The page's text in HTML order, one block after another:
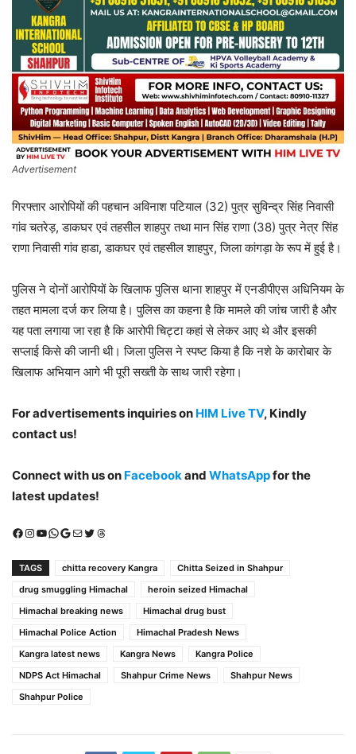
Advertisement
गिरफ्तार आरोपियों की पहचान अविनाश पटियाल (32) पुत्र सुविन्द्र सिंह निवासी
गांव चतरेड़, डाकघर एवं तहसील शाहपुर तथा मान सिंह राणा (38) पुत्र नेत्र सिंह
राणा निवासी गांव हाडा, डाकघर एवं तहसील शाहपुर, जिला कांगड़ा के रूप में हुई है।
पुलिस ने दोनों आरोपियों के खिलाफ पुलिस थाना शाहपुर में एनडीपीएस अधिनियम के
तहत मामला दर्ज कर लिया है। पुलिस का कहना है कि मामले की जांच जारी है और
यह पता लगाया जा रहा है कि आरोपी चिट्टा कहां से लेकर आए थे और इसकी
सप्लाई किसे की जानी थी। जिला पुलिस ने स्पष्ट किया है कि नशे के कारोबार के
खिलाफ अभियान आगे भी पूरी सख्ती के साथ जारी रहेगा।
For advertisements inquiries on HIM Live TV, Kindly
contact us!
Connect with us on Facebookand WhatsAppfor the
latest updates!
Facebook
Instagram
YouTube
WhatsApp
Google
MailX (Twitter)
Threads
TAGS chitta recovery Kangra
Chitta Seized in Shahpur
drug smuggling Himachal
heroin seized Himachal
Himachal breaking news
Himachal drug bust
Himachal Police Action
Himachal Pradesh News
Kangra latest news
Kangra News
Kangra Police
NDPS Act Himachal
Shahpur Crime News
Shahpur News
Shahpur Police